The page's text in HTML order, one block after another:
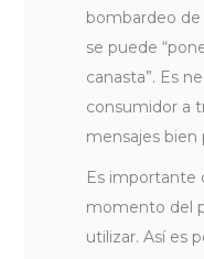
bombardeo
se puede
canasta”. Es
consumidor a
mensajes bien
Es importante
momento del
utilizar. Así es